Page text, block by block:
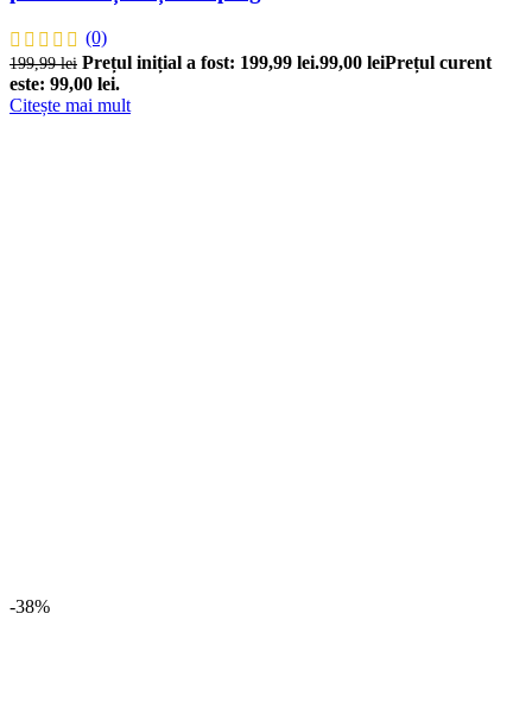
(0)
199,99lei Prețul inițial a fost: 199,99 lei.99,00 leiPrețul curent
este: 99,00 lei.
Citește mai mult
-38%